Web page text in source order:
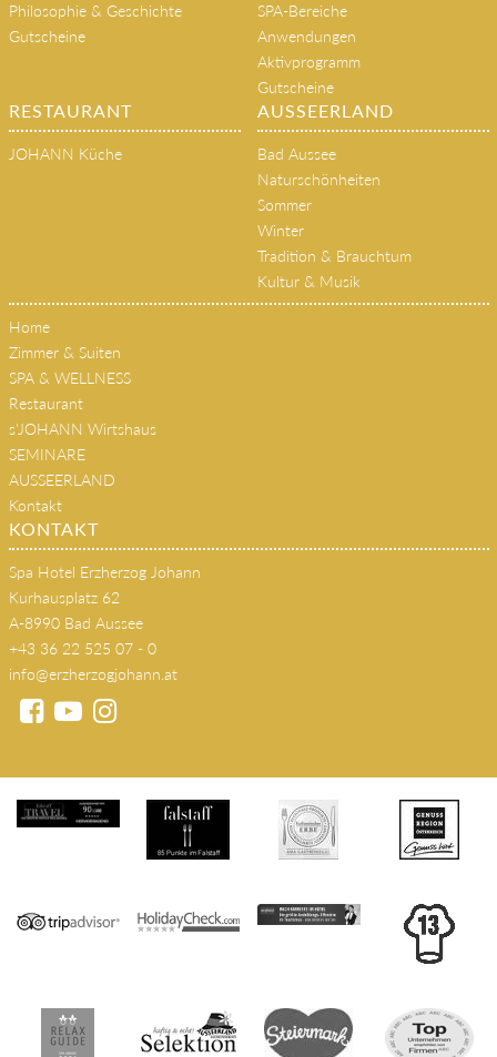
Philosophie & Geschichte
Gutscheine
SPA-Bereiche
Anwendungen
Aktivprogramm
Gutscheine
RESTAURANT
JOHANN Küche
AUSSEERLAND
Bad Aussee
Naturschönheiten
Sommer
Winter
Tradition & Brauchtum
Kultur & Musik
Home
Zimmer & Suiten
SPA & WELLNESS
Restaurant
s'JOHANN Wirtshaus
SEMINARE
AUSSEERLAND
Kontakt
KONTAKT
Spa Hotel Erzherzog Johann
Kurhausplatz 62
A-8990 Bad Aussee
+43 36 22 525 07 - 0
info@erzherzogjohann.at